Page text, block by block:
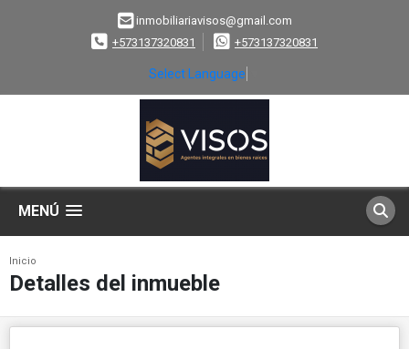
inmobiliariavisos@gmail.com
+573137320831
+573137320831
Select Language
MENÚ
Inicio
Detalles del inmueble